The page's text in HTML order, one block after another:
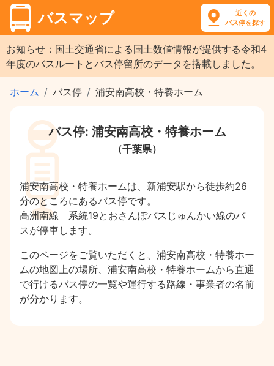
バスマップ
近くの
バス停を探す
お知らせ：国土交通省による国土数値情報が提供する令和4
年度のバスルートとバス停留所のデータを搭載しました。
ホーム バス停 浦安南高校・特養ホーム
バス停: 浦安南高校・特養ホーム
（千葉県）
浦安南高校・特養ホームは、新浦安駅から徒歩約26
分のところにあるバス停です。
高洲南線 系統19とおさんぽバスじゅんかい線のバ
スが停車します。
このページをご覧いただくと、浦安南高校・特養ホー
ムの地図上の場所、浦安南高校・特養ホームから直通
で行けるバス停の一覧や運行する路線・事業者の名前
が分かります。